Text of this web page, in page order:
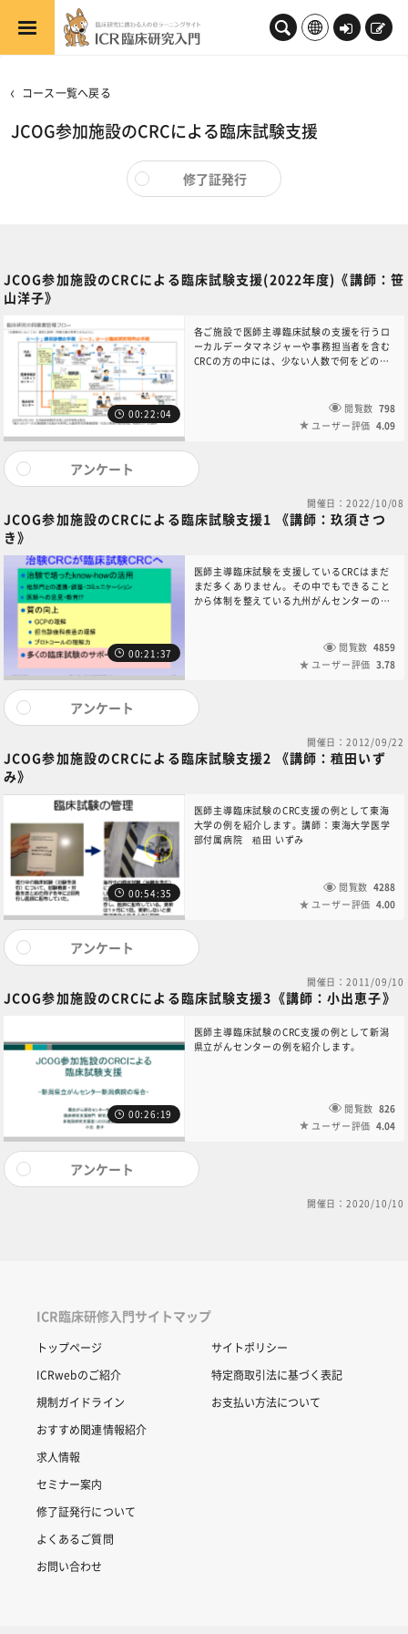
メインコンテンツへスキップする
ロ
新
コース一覧へ戻る
JCOG参加施設のCRCによる臨床試験支援
修了証発行
JCOG参加施設のCRCによる臨床試験支援(2022年度)《講師：笹
山洋子》
00:22:04
各ご施設で医師主導臨床試験の支援を行うロ
ーカルデータマネジャーや事務担当者を含む
CRCの方の中には、少ない人数で何をどのよ
はないでしょうか。JCOGの臨床試験の支援
を中心に、2000年頃から複数の施設でCRCと
して創意工夫を重ね、活躍されてきた笹山洋
いただきました。
閲覧数 798
ユーザー評価 4.09
アンケート
開催日：2022/10/08
JCOG参加施設のCRCによる臨床試験支援1 《講師：玖須さつ
き》
00:21:37
医師主導臨床試験を支援しているCRCはまだ
まだ多くありません。その中でもできること
から体制を整えている九州がんセンターの取
閲覧数 4859
ユーザー評価 3.78
アンケート
開催日：2012/09/22
JCOG参加施設のCRCによる臨床試験支援2 《講師：稙田いず
み》
00:54:35
医師主導臨床試験のCRC支援の例として東海
大学の例を紹介します。講師：東海大学医学
部付属病院 稙田 いずみ
閲覧数 4288
ユーザー評価 4.00
アンケート
開催日：2011/09/10
JCOG参加施設のCRCによる臨床試験支援3《講師：小出恵子》
00:26:19
医師主導臨床試験のCRC支援の例として新潟
県立がんセンターの例を紹介します。
閲覧数 826
ユーザー評価 4.04
アンケート
開催日：2020/10/10
ICR臨床研修入門サイトマップ
トップページ
ICRwebのご紹介
規制ガイドライン
おすすめ関連情報紹介
求人情報
セミナー案内
修了証発行について
よくあるご質問
お問い合わせ
サイトポリシー
特定商取引法に基づく表記
お支払い方法について